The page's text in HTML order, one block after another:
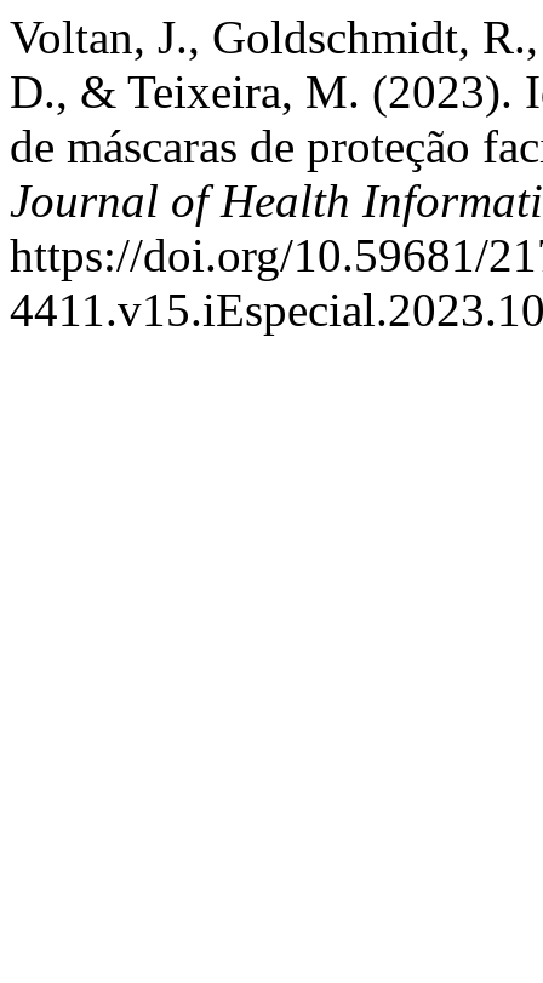
Voltan, J., Goldschmidt,
D., & Teixeira, M. (2023).
de máscaras de proteção
Journal of Health
https://doi.org/10.59681/